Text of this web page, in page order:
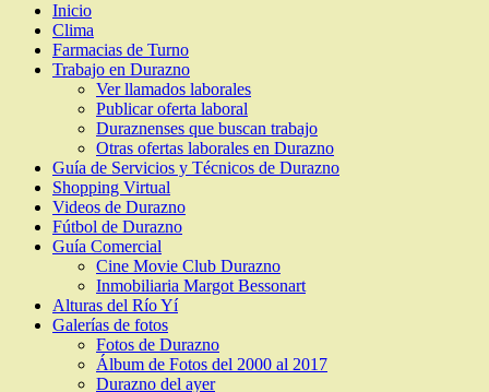
Inicio
Clima
Farmacias de Turno
Trabajo en Durazno
Ver llamados laborales
Publicar oferta laboral
Duraznenses que buscan trabajo
Otras ofertas laborales en Durazno
Guía de Servicios y Técnicos de Durazno
Shopping Virtual
Videos de Durazno
Fútbol de Durazno
Guía Comercial
Cine Movie Club Durazno
Inmobiliaria Margot Bessonart
Alturas del Río Yí
Galerías de fotos
Fotos de Durazno
Álbum de Fotos del 2000 al 2017
Durazno del ayer